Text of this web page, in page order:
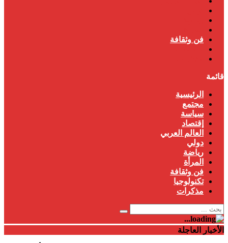
فن وثقافة
قائمة
الرئيسية
مجتمع
سياسة
إقتصاد
العالم العربي
دولي
رياضة
المرأة
فن وثقافة
تكنولوجيا
مذكرات
الأخبار العاجلة